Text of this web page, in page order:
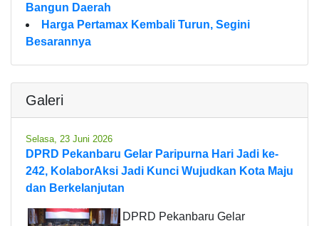
Bangun Daerah
Harga Pertamax Kembali Turun, Segini
Besarannya
Galeri
Selasa, 23 Juni 2026
DPRD Pekanbaru Gelar Paripurna Hari Jadi ke-
242, KolaborAksi Jadi Kunci Wujudkan Kota Maju
dan Berkelanjutan
DPRD Pekanbaru Gelar